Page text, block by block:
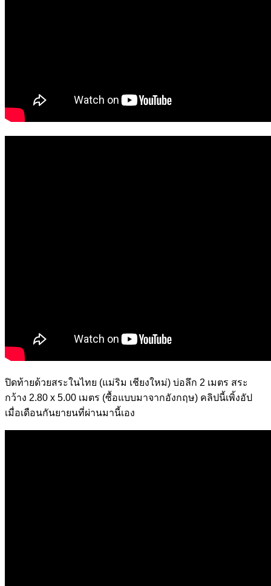
ปิดท้ายด้วยสระในไทย (แม่ริม เชียงใหม่) บ่อลึก 2 เมตร สระ
กว้าง 2.80 x 5.00 เมตร (ซื้อแบบมาจากอังกฤษ) คลิปนี้เพิ้งอัป
เมื่อเดือนกันยายนที่ผ่านมานี้เอง